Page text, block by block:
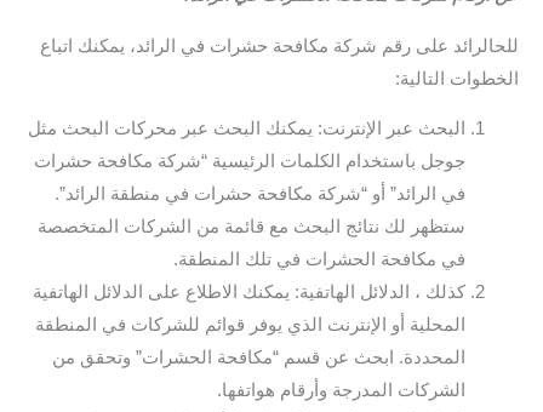
للحالرائد على رقم شركة مكافحة حشرات في الرائد، يمكنك اتباع
الخطوات التالية:
البحث عبر الإنترنت: يمكنك البحث عبر محركات البحث مثل
جوجل باستخدام الكلمات الرئيسية “شركة مكافحة حشرات
في الرائد” أو “شركة مكافحة حشرات في منطقة الرائد”.
ستظهر لك نتائج البحث مع قائمة من الشركات المتخصصة
في مكافحة الحشرات في تلك المنطقة.
كذلك ، الدلائل الهاتفية: يمكنك الاطلاع على الدلائل الهاتفية
المحلية أو الإنترنت الذي يوفر قوائم للشركات في المنطقة
المحددة. ابحث عن قسم “مكافحة الحشرات” وتحقق من
الشركات المدرجة وأرقام هواتفها.